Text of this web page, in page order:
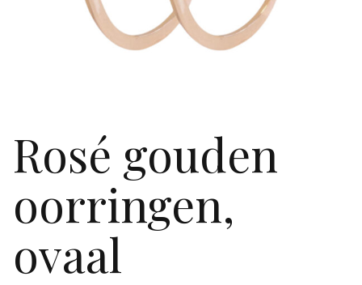
Rosé gouden
oorringen,
ovaal